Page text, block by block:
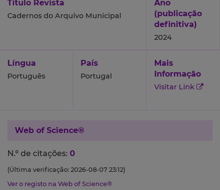
Título Revista
Cadernos do Arquivo Municipal
Ano
(publicação
definitiva)
2024
Língua
Português
País
Portugal
Mais
Informação
Visitar Link
Web of Science®
N.º de citações: 0
(Última verificação: 2026-08-07 23:12)
Ver o registo na Web of Science®